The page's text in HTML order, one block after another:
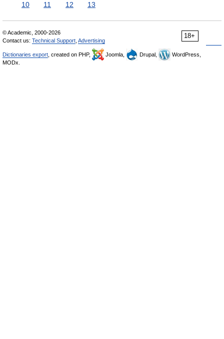
10
11 12 13
18+
© Academic, 2000-2026
Contact us: Technical Support Advertising
Dictionaries export , created on PHP, Joomla, Drupal,
WordPress,
MODx.